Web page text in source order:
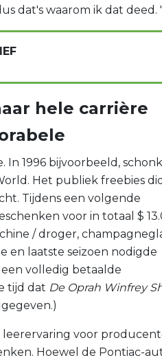
dat's waarom ik dat deed.
hele carrière
1996 bijvoorbeeld,
Het publiek freebies
Tijdens een volgende
voor in totaal $
/ droger,
en laatste seizoen nodigde
volledig betaalde
tijd dat De Oprah Winfrey
voor
Hoewel de Pontiac-